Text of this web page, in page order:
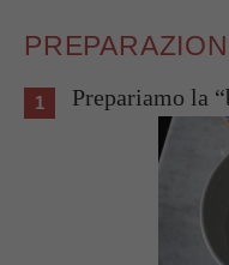
Prepariamo la